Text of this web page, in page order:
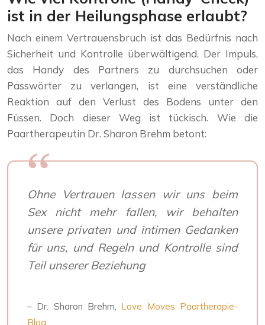
ist in der Heilungsphase erlaubt?
Nach einem Vertrauensbruch ist das Bedürfnis nach
Sicherheit und Kontrolle überwältigend. Der Impuls,
das Handy des Partners zu durchsuchen oder
Passwörter zu verlangen, ist eine verständliche
Reaktion auf den Verlust des Bodens unter den
Füssen. Doch dieser Weg ist tückisch. Wie die
Paartherapeutin Dr. Sharon Brehm betont:
Ohne Vertrauen lassen wir uns beim
Sex nicht mehr fallen, wir behalten
unsere privaten und intimen Gedanken
für uns, und Regeln und Kontrolle sind
Teil unserer Beziehung
– Dr. Sharon Brehm, Love Moves Paartherapie-
Blog